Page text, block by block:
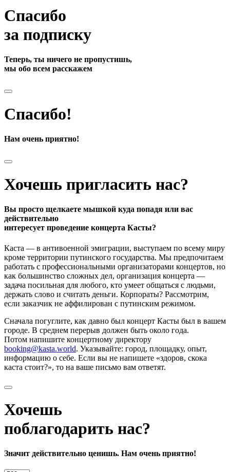
Спасибо
за подписку
Теперь, ты ничего не пропустишь,
мы обо всем расскажем
Спасибо!
Нам очень приятно!
Хочешь пригласить нас?
Вы просто щелкаете мышкой куда попадя или вас
действительно
интересует проведение концерта Касты?
Каста — в антивоенной эмиграции, выступаем по всему миру
кроме территории путинского государства. Мы предпочитаем
работать с профессиональными организаторами концертов, но
как большинство сложных дел, организация концерта —
задача посильная для любого, кто умеет общаться с людьми,
держать слово и считать деньги. Корпораты? Рассмотрим,
если заказчик не аффилирован с путинским режимом.
Сначала погуглите, как давно был концерт Касты был в вашем
городе. В среднем перерыв должен быть около года.
Потом напишите концертному директору
booking@kasta.world. Указывайте: город, площадку, опыт,
информацию о себе. Если вы не напишете «здоров, скока
каста стоит?», то на ваше письмо вам ответят.
Хочешь
поблагодарить нас?
Значит действительно ценишь. Нам очень приятно!